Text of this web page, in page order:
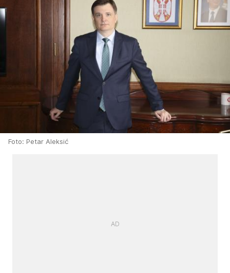
Foto: Petar Aleksić